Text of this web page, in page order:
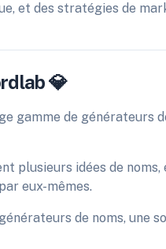
et des stratégies de
💎
gamme de générateurs
plusieurs idées de
eux-mêmes.
de noms, une